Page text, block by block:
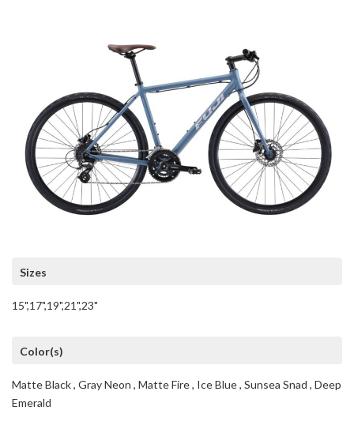
Sizes
15",17",19",21",23"
Color(s)
Matte Black , Gray Neon , Matte Fire , Ice Blue , Sunsea Snad , Deep
Emerald